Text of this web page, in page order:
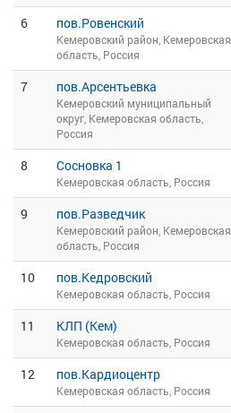
6 пов.Ровенский
Кемеровский район, Кемеровская
область, Россия
7 пов.Арсентьевка
Кемеровский муниципальный
округ, Кемеровская область,
Россия
8 Сосновка 1
Кемеровская область, Россия
9 пов.Разведчик
Кемеровский район, Кемеровская
область, Россия
10 пов.Кедровский
Кемеровская область, Россия
11 КЛП (Кем)
Кемеровская область, Россия
12 пов.Кардиоцентр
Кемеровская область, Россия